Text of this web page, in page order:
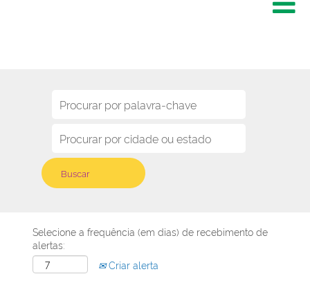
Selecione a frequência (em dias) de recebimento de
alertas:
Criar alerta